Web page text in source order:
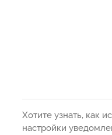
Хотите узнать, как
настройки